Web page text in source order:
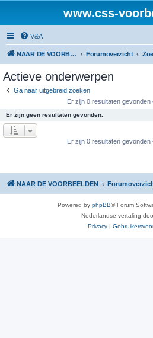
www.css-
V&A
NAAR DE VOORBEELDEN Forumoverzicht
Actieve onderwerpen
Ga naar uitgebreid zoeken
Er zijn 0 resultaten gevonden
Er zijn geen resultaten gevonden.
Er zijn 0 resultaten gevonden
NAAR DE VOORBEELDEN
Powered by phpBB® Forum
Nederlandse vertaling
Privacy |